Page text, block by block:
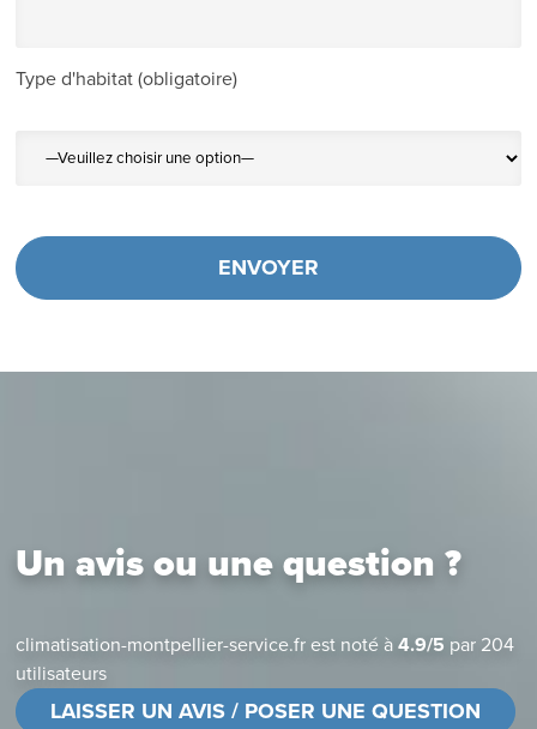
Type d'habitat (obligatoire)
Un avis ou une question ?
climatisation-montpellier-service.fr est noté à4.9/5 par 204
utilisateurs
LAISSER UN AVIS / POSER UNE QUESTION